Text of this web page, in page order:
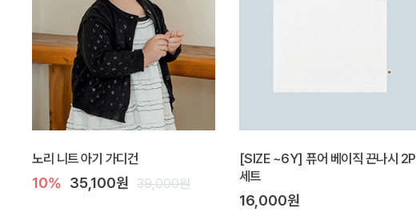
노리 니트 아기 가디건
10% 35,100원 39,000원
[SIZE ~6Y] 퓨어 베이직 끈나시 2P
세트
16,000원